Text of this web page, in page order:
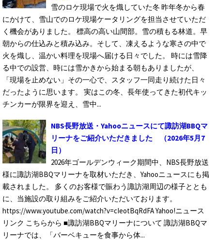
雪のロケ現場で火を熾していた冬 昨年冬から春
にかけて、雪山でのロケ現場ケータリングを担当させていただ
く機会がありました。 標高の高い山間部。雪の積もる林道。早
朝からの仕込みと積み込み。そして、凍えるような寒さの中で
火を熾し、温かい料理を現場へ届ける日々でした。 時には雪降
る中での設営、時には雪かきから始まる朝もありましたが、
「現場を止めない」その一心で、スタッフ一同走り続けた日々
だったように思います。 実はこの冬、長年使ってきた初代キッ
チンカーが限界を迎え、雪中...
NBS長野放送・Yahooニュースにて諏訪湖BBQマ
リーナをご紹介いただきました
（2026年5月7
日）
2026年ゴールデンウィーク期間中、NBS長野放送
様に諏訪湖BBQマリーナを取材いただき、Yahooニュースにも掲
載されました。 多くのお客様で賑わう諏訪湖周辺の様子ととも
に、当施設の取り組みをご紹介いただいております。
https://www.youtube.com/watch?v=cIeotBqRdFA Yahoo!ニュース
リンク こちらから ■諏訪湖BBQマリーナについて 諏訪湖BBQマ
リーナでは、「バーベキューを食事から体...